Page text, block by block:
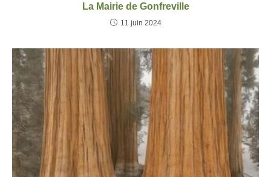
La Mairie de Gonfreville
11 juin 2024